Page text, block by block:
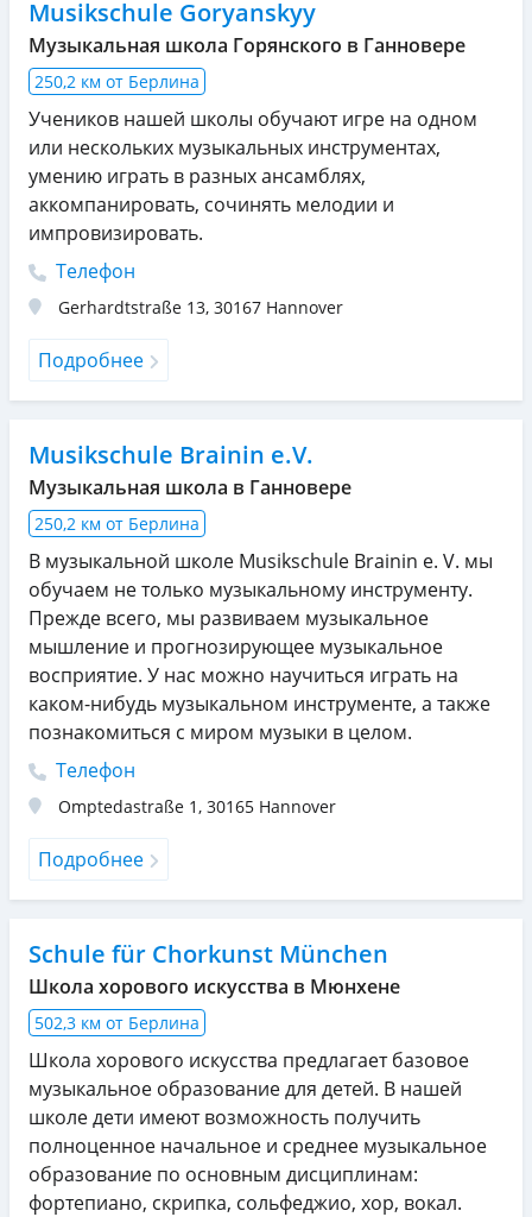
Musikschule Goryanskyy
Музыкальная школа Горянского в Ганновере
250,2 км от Берлина
Учеников нашей школы обучают игре на одном
или нескольких музыкальных инструментах,
умению играть в разных ансамблях,
аккомпанировать, сочинять мелодии и
импровизировать.
Телефон
Gerhardtstraße 13, 30167 Hannover
Подробнее
Musikschule Brainin e.V.
Музыкальная школа в Ганновере
250,2 км от Берлина
В музыкальной школе Musikschule Brainin e. V. мы
обучаем не только музыкальному инструменту.
Прежде всего, мы развиваем музыкальное
мышление и прогнозирующее музыкальное
восприятие. У нас можно научиться играть на
каком-нибудь музыкальном инструменте, а также
познакомиться с миром музыки в целом.
Телефон
Omptedastraße 1 , 30165 Hannover
Подробнее
Schule für Chorkunst München
Школа хорового искусства в Мюнхене
502,3 км от Берлина
Школа хорового искусства предлагает базовое
музыкальное образование для детей. В нашей
школе дети имеют возможность получить
полноценное начальное и среднее музыкальное
образование по основным дисциплинам:
фортепиано, скрипка, сольфеджио, хор, вокал.